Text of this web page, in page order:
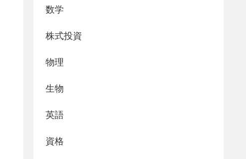
数学
株式投資
物理
生物
英語
資格